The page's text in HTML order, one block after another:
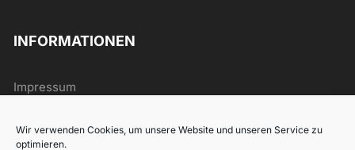
Wir verwenden Cookies, um unsere Website und unseren Service zu
optimieren.
INFORMATIONEN
Impressum
Datenschutz
Widerrufsrecht